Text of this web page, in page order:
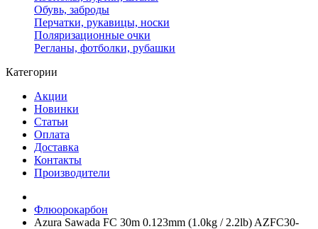
Обувь, заброды
Перчатки, рукавицы, носки
Поляризационные очки
Регланы, фотболки, рубашки
Категории
Акции
Новинки
Статьи
Оплата
Доставка
Контакты
Производители
Флюорокарбон
Azura Sawada FC 30m 0.123mm (1.0kg / 2.2lb) AZFC30-